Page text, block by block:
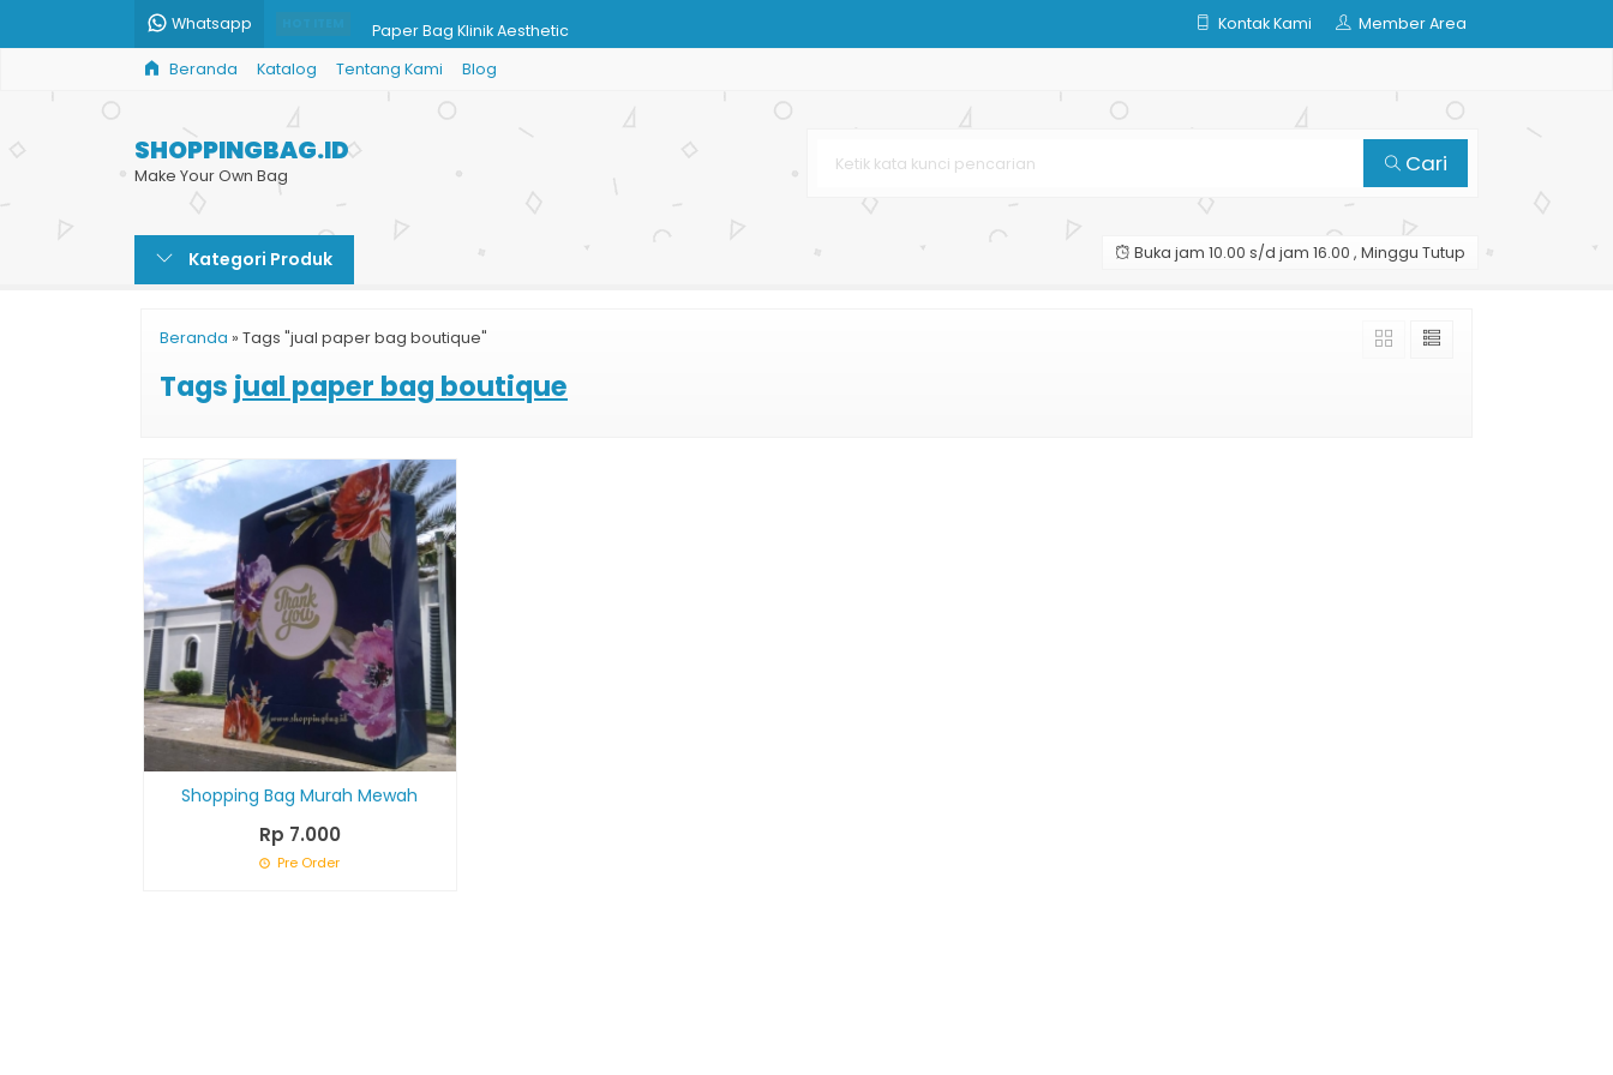
Whatsapp Paper Bag Klinik Aesthetic
Paper Bag Souvenir Bank
Tas Kertas Otomotif
Tas Kertas Hajatan Murah
Shopping Bag Kertas
Kontak Kami Member Area
Beranda Katalog Tentang Kami Blog
SHOPPINGBAG.ID
Make Your Own Bag Cari
Kategori Produk Buka jam 10.00 s/d jam 16.00 , Minggu Tutup
Beranda » Tags "jual paper bag boutique"
Tags jual paper bag boutique
Shopping Bag Murah Mewah
Rp 7.000
Pre Order